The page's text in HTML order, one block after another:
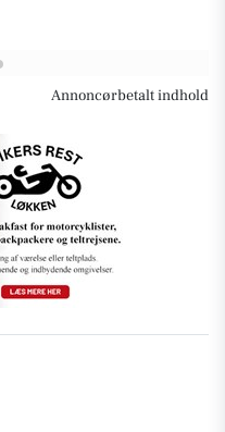
Annoncørbetalt indhold